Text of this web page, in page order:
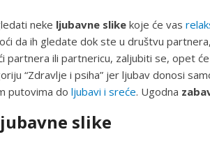
neke ljubavne slike koje će vas
da ih gledate dok ste u društvu
partnera ili partnericu, zaljubiti se, opet
“Zdravlje i psiha” jer ljubav donosi
putovima do ljubavi i sreće. Ugodna
slike